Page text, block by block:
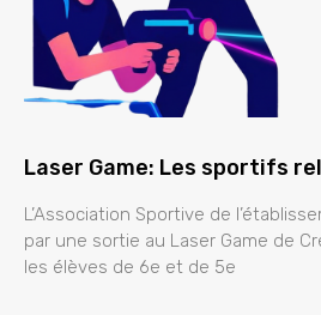
Laser Game: Les sportifs
L’Association Sportive de
par une sortie au Laser Game de
les élèves de 6e et de 5e